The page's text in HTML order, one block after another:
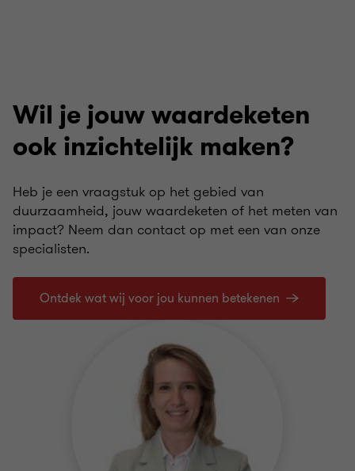
Wil je jouw waardeketen
ook inzichtelijk maken?
Heb je een vraagstuk op het gebied van
duurzaamheid, jouw waardeketen of het meten van
impact? Neem dan contact op met een van onze
specialisten.
Ontdek wat wij voor jou kunnen betekenen